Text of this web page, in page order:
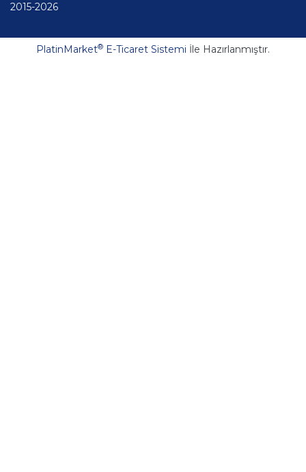
2015-2026
PlatinMarket® E-Ticaret Sistemi İle Hazırlanmıştır.